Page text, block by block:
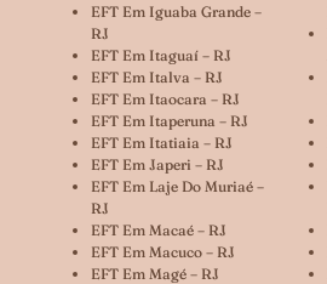
EFT Em Iguaba Grande –
RJ
EFT Em Itaguaí – RJ
EFT Em Italva – RJ
EFT Em Itaocara – RJ
EFT Em Itaperuna – RJ
EFT Em Itatiaia – RJ
EFT Em Japeri – RJ
EFT Em Laje Do Muriaé –
RJ
EFT Em Macaé – RJ
EFT Em Macuco – RJ
EFT Em Magé – RJ